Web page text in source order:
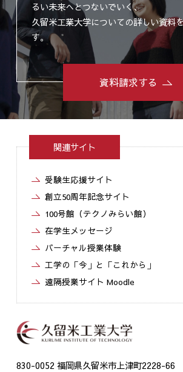
るい未来へとつないでいく、
久留米工業大学についての詳しい資料
す。
資料請求する
関連サイト
受験生応援サイト
創立50周年記念サイト
100号館（テクノみらい館）
在学生メッセージ
バーチャル授業体験
工学の「今」と「これから」
遠隔授業サイト Moodle
830-0052 福岡県久留米市上津町2228-66